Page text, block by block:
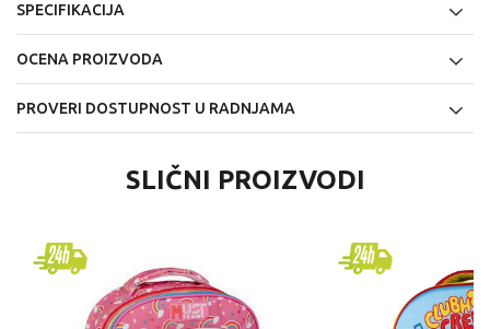
SPECIFIKACIJA
OCENA PROIZVODA
PROVERI DOSTUPNOST U RADNJAMA
SLIČNI PROIZVODI